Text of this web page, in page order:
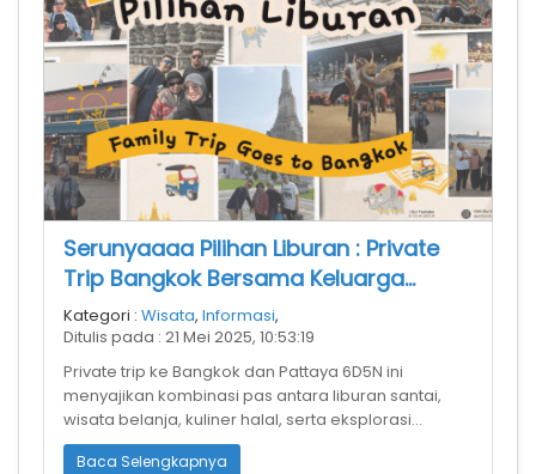
Serunyaaaa Pilihan Liburan : Private
Trip Bangkok Bersama Keluarga
Tercinta
Kategori : Wisata, Informasi,
Ditulis pada : 21 Mei 2025, 10:53:19
Private trip ke Bangkok dan Pattaya 6D5N ini
menyajikan kombinasi pas antara liburan santai,
wisata belanja, kuliner halal, serta eksplorasi
budaya dan alam. Sangat cocok unt
Baca Selengkapnya